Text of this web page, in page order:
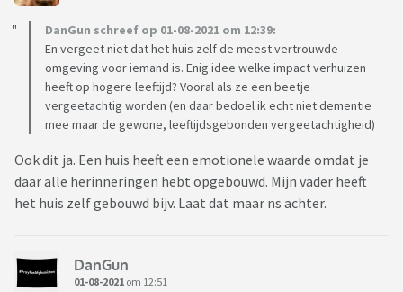
DanGun schreef op 01-08-2021 om 12:39:
En vergeet niet dat het huis zelf de meest vertrouwde
omgeving voor iemand is. Enig idee welke impact verhuizen
heeft op hogere leeftijd? Vooral als ze een beetje
vergeetachtig worden (en daar bedoel ik echt niet dementie
mee maar de gewone, leeftijdsgebonden vergeetachtigheid)
Ook dit ja. Een huis heeft een emotionele waarde omdat je
daar alle herinneringen hebt opgebouwd. Mijn vader heeft
het huis zelf gebouwd bijv. Laat dat maar ns achter.
DanGun
01-08-2021 om 12:51